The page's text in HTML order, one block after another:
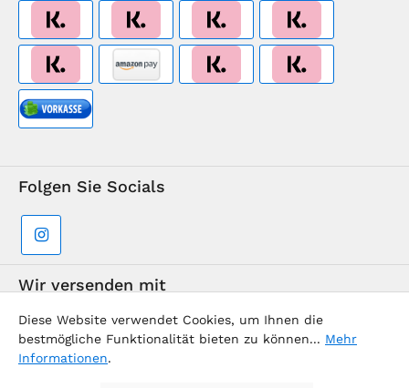
Folgen Sie Socials
Wir versenden mit
Diese Website verwendet Cookies, um Ihnen die
bestmögliche Funktionalität bieten zu können... Mehr
Informationen.